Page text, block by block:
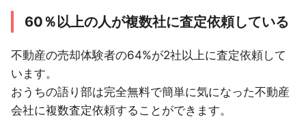
60％以上の人が複数社に査定依頼している
不動産の売却体験者の64%が2社以上に査定依頼して
います。
おうちの語り部は完全無料で簡単に気になった不動産
会社に複数査定依頼することができます。